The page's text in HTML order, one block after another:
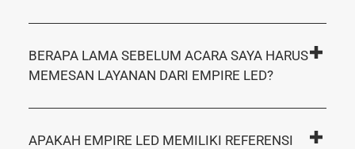
BERAPA LAMA SEBELUM ACARA SAYA HARUS
MEMESAN LAYANAN DARI EMPIRE LED?
APAKAH EMPIRE LED MEMILIKI REFERENSI